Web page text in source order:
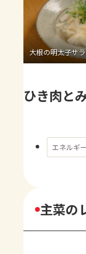
よくあ
お買
大根の明太子サ
ひき肉と
エネルギー
主菜の